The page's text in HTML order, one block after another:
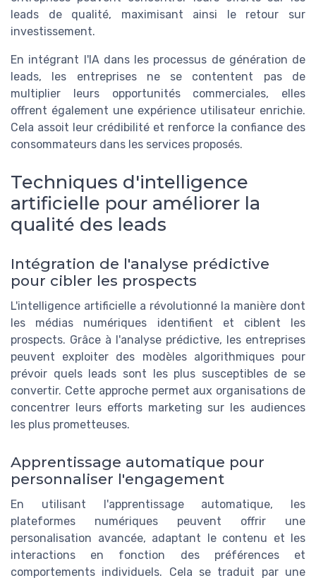
leads de qualité, maximisant ainsi le retour sur
investissement.
En intégrant l'IA dans les processus de génération de
leads, les entreprises ne se contentent pas de
multiplier leurs opportunités commerciales, elles
offrent également une expérience utilisateur enrichie.
Cela assoit leur crédibilité et renforce la confiance des
consommateurs dans les services proposés.
Techniques d'intelligence
artificielle pour améliorer la
qualité des leads
Intégration de l'analyse prédictive
pour cibler les prospects
L'intelligence artificielle a révolutionné la manière dont
les médias numériques identifient et ciblent les
prospects. Grâce à l'analyse prédictive, les entreprises
peuvent exploiter des modèles algorithmiques pour
prévoir quels leads sont les plus susceptibles de se
convertir. Cette approche permet aux organisations de
concentrer leurs efforts marketing sur les audiences
les plus prometteuses.
Apprentissage automatique pour
personnaliser l'engagement
En utilisant l'apprentissage automatique, les
plateformes numériques peuvent offrir une
personalisation avancée, adaptant le contenu et les
interactions en fonction des préférences et
comportements individuels. Cela se traduit par une